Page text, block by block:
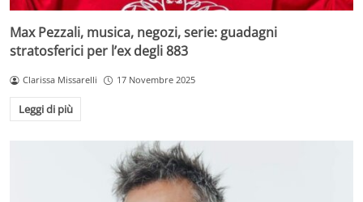
Max Pezzali, musica, negozi, serie: guadagni
stratosferici per l’ex degli 883
Clarissa Missarelli 17 Novembre 2025
Leggi di più